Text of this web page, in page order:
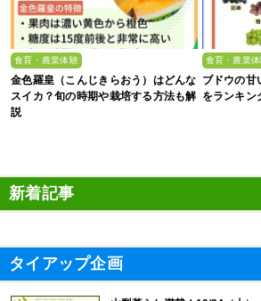
食育・農業体験
金色羅皇（こんじきらおう）はどんな
スイカ？旬の時期や栽培する方法も解
説
食育・農業
ブドウの甘
をランキン
新着記事
タイアップ企画